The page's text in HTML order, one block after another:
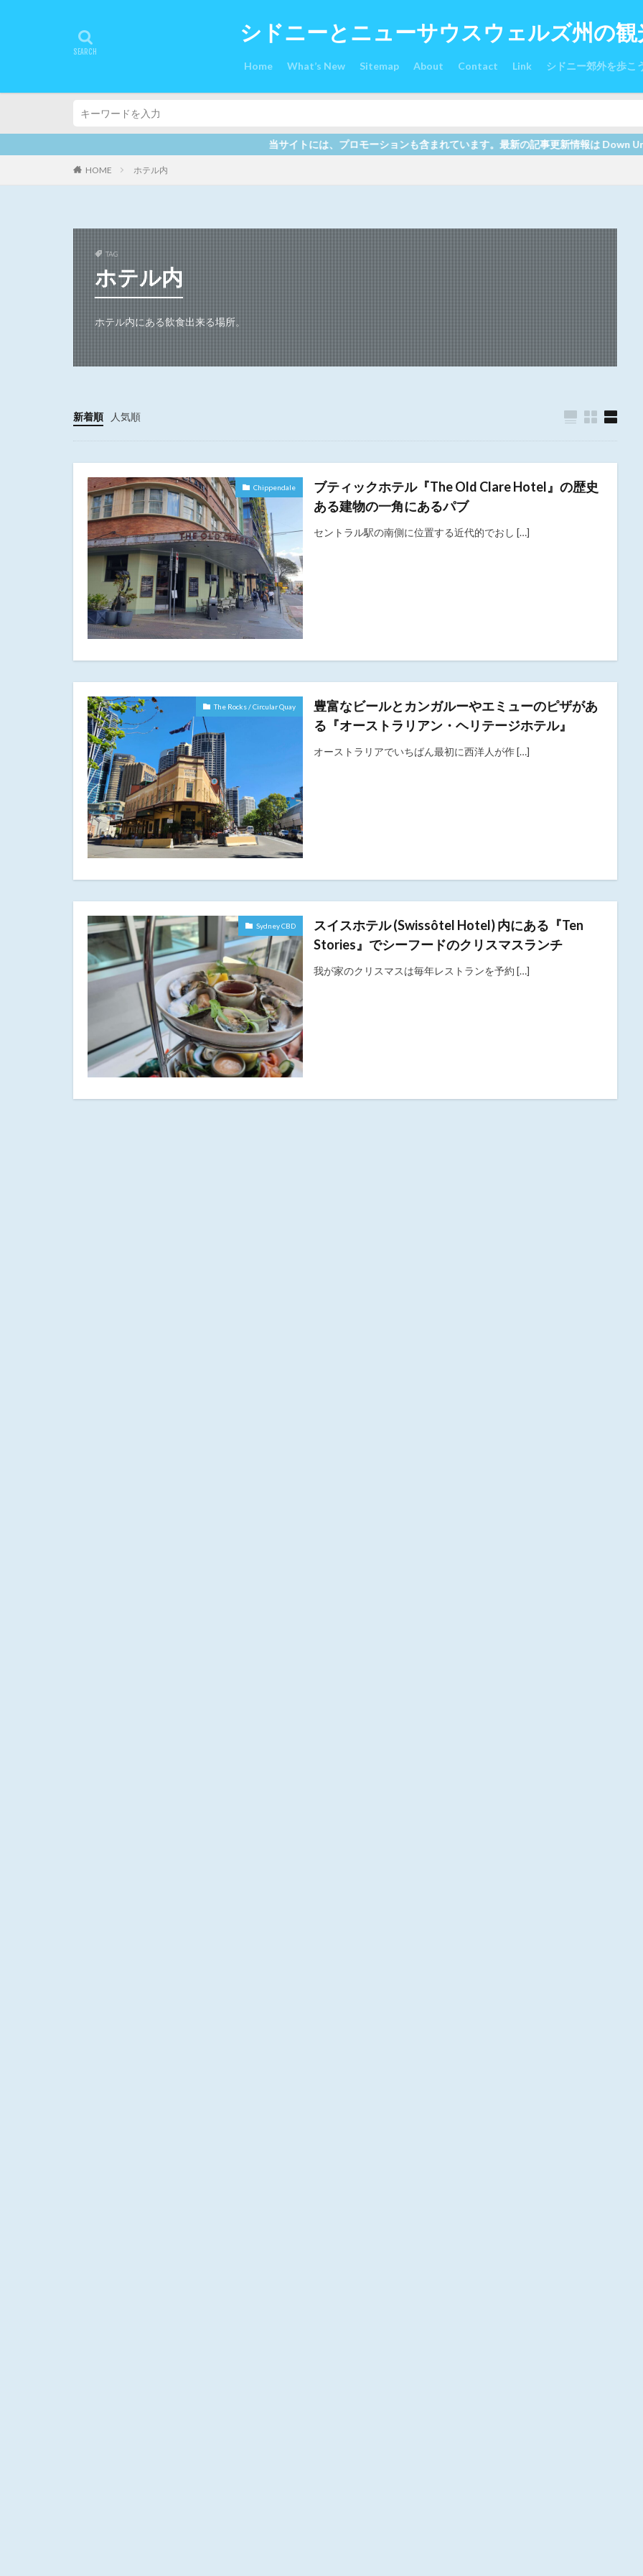
シドニーとニューサウスウェルズ州の
Home What’s New Sitemap About Contact Link シドニー郊外を歩こ
当サイトには、プロモーションも含まれています。最新の記事更新情報は Down Under オーストラリア関
HOME ホテル内
TAG
ホテル内
ホテル内にある飲食出来る場所。
新着順 人気順
Chippendale
ブティックホテル『The Old Clare Hotel』の歴史
ある建物の一角にあるパブ
セントラル駅の南側に位置する近代的でおし […]
The Rocks / Circular Quay
豊富なビールとカンガルーやエミューのピザがあ
る『オーストラリアン・ヘリテージホテル』
オーストラリアでいちばん最初に西洋人が作 […]
Sydney CBD
スイスホテル (Swissôtel Hotel) 内にある『Ten
Stories』でシーフードのクリスマスランチ
我が家のクリスマスは毎年レストランを予約 […]